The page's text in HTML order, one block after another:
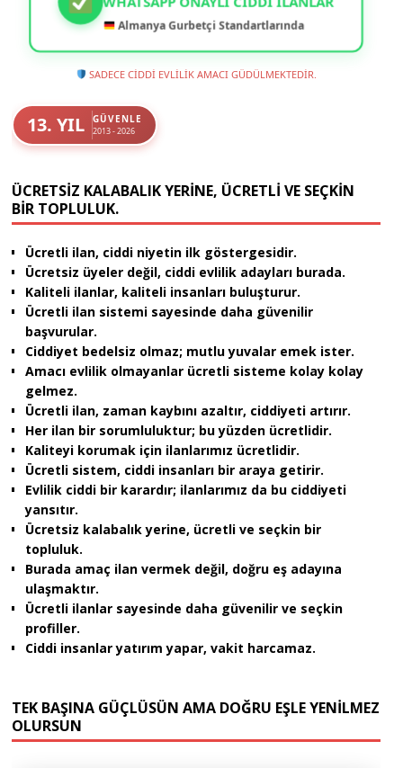
Almanya Gurbetçi Standartlarında
SADECE CİDDİ EVLİLİK AMACI GÜDÜLMEKTEDİR.
13. YIL GÜVENLE
2013 - 2026
ÜCRETSIZ KALABALIK YERINE, ÜCRETLI VE SEÇKIN
BIR TOPLULUK.
Ücretli ilan, ciddi niyetin ilk göstergesidir.
Ücretsiz üyeler değil, ciddi evlilik adayları burada.
Kaliteli ilanlar, kaliteli insanları buluşturur.
Ücretli ilan sistemi sayesinde daha güvenilir
başvurular.
Ciddiyet bedelsiz olmaz; mutlu yuvalar emek ister.
Amacı evlilik olmayanlar ücretli sisteme kolay kolay
gelmez.
Ücretli ilan, zaman kaybını azaltır, ciddiyeti artırır.
Her ilan bir sorumluluktur; bu yüzden ücretlidir.
Kaliteyi korumak için ilanlarımız ücretlidir.
Ücretli sistem, ciddi insanları bir araya getirir.
Evlilik ciddi bir karardır; ilanlarımız da bu ciddiyeti
yansıtır.
Ücretsiz kalabalık yerine, ücretli ve seçkin bir
topluluk.
Burada amaç ilan vermek değil, doğru eş adayına
ulaşmaktır.
Ücretli ilanlar sayesinde daha güvenilir ve seçkin
profiller.
Ciddi insanlar yatırım yapar, vakit harcamaz.
TEK BAŞINA GÜÇLÜSÜN AMA DOĞRU EŞLE YENİLMEZ
OLURSUN